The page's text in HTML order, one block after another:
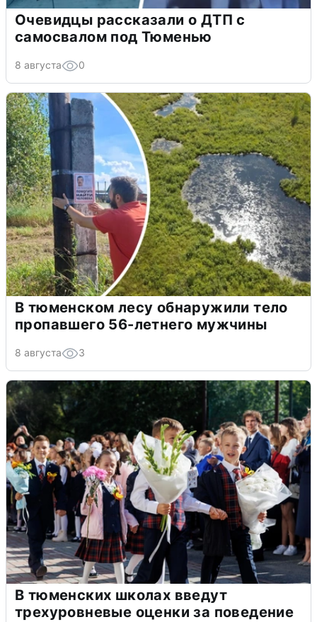
Очевидцы рассказали о ДТП с
самосвалом под Тюменью
8 августа 0
В тюменском лесу обнаружили тело
пропавшего 56-летнего мужчины
8 августа 3
В тюменских школах введут
трехуровневые оценки за поведение